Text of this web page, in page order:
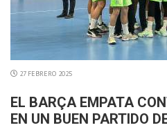
27 FEBRERO 2025
EL BARÇA EMPATA
EN UN BUEN PARTIDO